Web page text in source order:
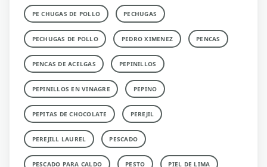
PE CHUGAS DE POLLO PECHUGAS
PECHUGAS DE POLLO PEDRO XIMENEZ PENCAS
PENCAS DE ACELGAS PEPINILLOS
PEPINILLOS EN VINAGRE PEPINO
PEPITAS DE CHOCOLATE PEREJIL
PEREJILL LAUREL PESCADO
PESCADO PARA CALDO PESTO PIEL DE LIMA